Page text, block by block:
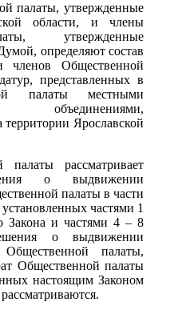
палаты, утвержденные
области, и члены
утвержденные
определяют состав
членов Общественной
представленных в
палаты местными
Ярославской
рассматривает
о выдвижении
палаты в части
частями 1
Закона и частями 4 – 8
о выдвижении
палаты,
Общественной палаты
настоящим Законом